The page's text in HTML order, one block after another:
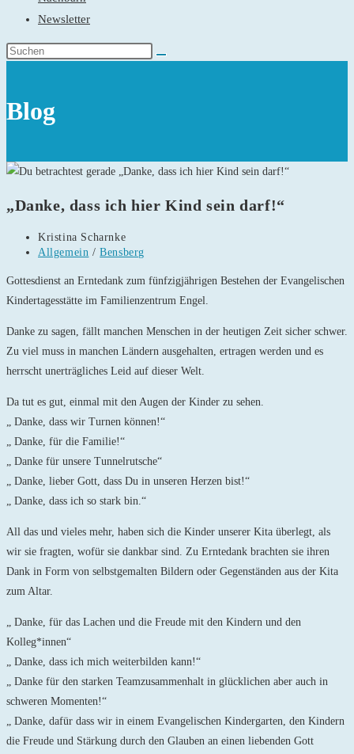
Newsletter
Blog
„Danke, dass ich hier Kind sein darf!“
Beitrags-
Autor:
Kristina Scharnke
Beitrags-
Allgemein / Bensberg
Gottesdienst an Erntedank zum fünfzigjährigen Bestehen der Evangelischen
Kindertagesstätte im Familienzentrum Engel.
Danke zu sagen, fällt manchen Menschen in der heutigen Zeit sicher schwer.
Zu viel muss in manchen Ländern ausgehalten, ertragen werden und es
herrscht unerträgliches Leid auf dieser Welt.
Da tut es gut, einmal mit den Augen der Kinder zu sehen.
„ Danke, dass wir Turnen können!“
„ Danke, für die Familie!“
„ Danke für unsere Tunnelrutsche“
„ Danke, lieber Gott, dass Du in unseren Herzen bist!“
„ Danke, dass ich so stark bin.“
All das und vieles mehr, haben sich die Kinder unserer Kita überlegt, als
wir sie fragten, wofür sie dankbar sind. Zu Erntedank brachten sie ihren
Dank in Form von selbstgemalten Bildern oder Gegenständen aus der Kita
zum Altar.
„ Danke, für das Lachen und die Freude mit den Kindern und den
Kolleg*innen“
„ Danke, dass ich mich weiterbilden kann!“
„ Danke für den starken Teamzusammenhalt in glücklichen aber auch in
schweren Momenten!“
„ Danke, dafür dass wir in einem Evangelischen Kindergarten, den Kindern
die Freude und Stärkung durch den Glauben an einen liebenden Gott